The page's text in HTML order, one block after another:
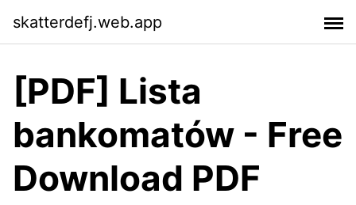
skatterdefj.web.app
[PDF] Lista
bankomatów - Free
Download PDF